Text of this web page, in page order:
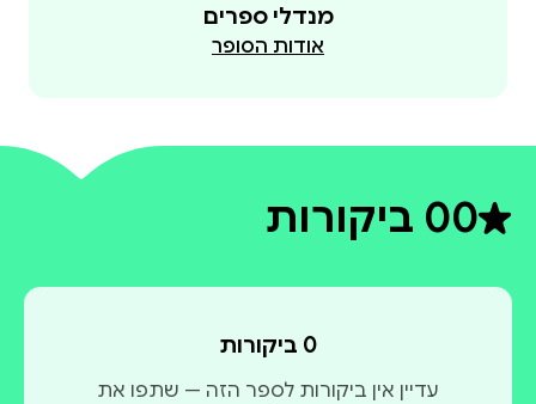
מנדלי ספרים
אודות הסופר
0דירוג ממוצע 0 מתוך 5
0 ביקורות
0 ביקורות
עדיין אין ביקורות לספר הזה — שתפו את